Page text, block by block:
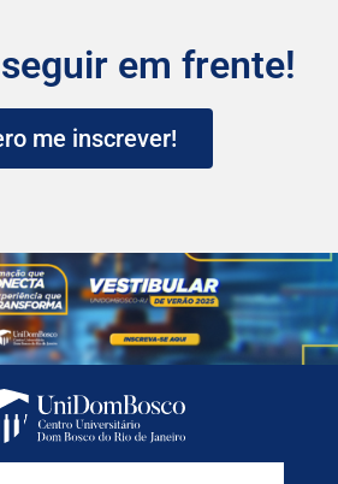
em frente!
me inscrever!